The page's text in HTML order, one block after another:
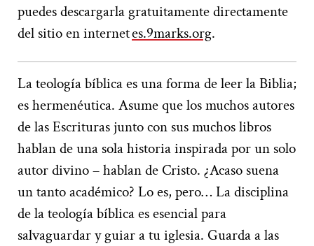
puedes descargarla gratuitamente directamente
del sitio en internetes.9marks.org.
La teología bíblica es una forma de leer la Biblia;
es hermenéutica. Asume que los muchos autores
de las Escrituras junto con sus muchos libros
hablan de una sola historia inspirada por un solo
autor divino – hablan de Cristo. ¿Acaso suena
un tanto académico? Lo es, pero… La disciplina
de la teología bíblica es esencial para
salvaguardar y guiar a tu iglesia. Guarda a las